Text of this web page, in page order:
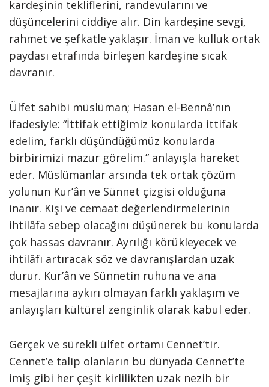
kardeşinin tekliflerini, randevularını ve
düşüncelerini ciddiye alır. Din kardeşine sevgi,
rahmet ve şefkatle yaklaşır. İman ve kulluk ortak
paydası etrafında birleşen kardeşine sıcak
davranır.
Ülfet sahibi müslüman; Hasan el-Bennâ’nın
ifadesiyle: “İttifak ettiğimiz konularda ittifak
edelim, farklı düşündüğümüz konularda
birbirimizi mazur görelim.” anlayışla hareket
eder. Müslümanlar arsında tek ortak çözüm
yolunun Kur’ân ve Sünnet çizgisi olduğuna
inanır. Kişi ve cemaat değerlendirmelerinin
ihtilâfa sebep olacağını düşünerek bu konularda
çok hassas davranır. Ayrılığı körükleyecek ve
ihtilâfı artıracak söz ve davranışlardan uzak
durur. Kur’ân ve Sünnetin ruhuna ve ana
mesajlarına aykırı olmayan farklı yaklaşım ve
anlayışları kültürel zenginlik olarak kabul eder.
Gerçek ve sürekli ülfet ortamı Cennet’tir.
Cennet’e talip olanların bu dünyada Cennet’te
imiş gibi her çeşit kirlilikten uzak nezih bir